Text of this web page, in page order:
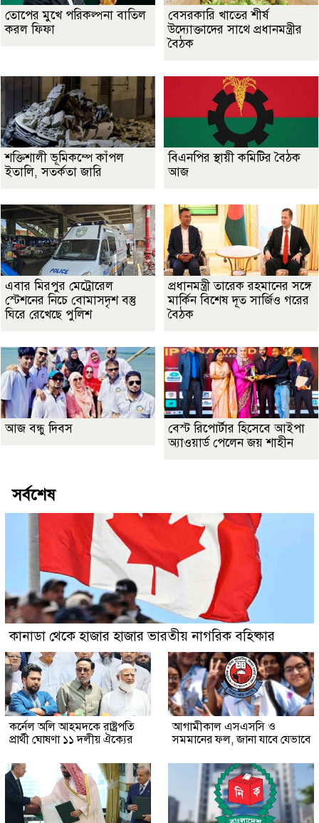
তোপের মুখে পরিকল্পনা বাতিল
করল ফিফা
বেসরকারি খাতের শীর্ষ
উদ্যোক্তাদের সাথে প্রধানমন্ত্রীর
বৈঠক
শক্তিশালী ভূমিকম্পে কাঁপল
ইতালি, সতর্কতা জারি
বিএনপির স্থায়ী কমিটির বৈঠক
আজ
এবার মিরপুর মেট্রোরেল
স্টেশনের নিচে বোমাসদৃশ বস্তু
ঘিরে রেখেছে পুলিশ
প্রধানমন্ত্রী তারেক রহমানের সঙ্গে
মার্কিন বিশেষ দূত সার্জিও গরের
বৈঠক
আজ বন্ধু দিবস
বেস্ট রিপোর্টার হিসেবে আইপা
অ্যাওয়ার্ড পেলেন জয় শাহীন
সর্বশেষ
কানাডা থেকে হাজার হাজার ভারতীয় নাগরিক বহিষ্কার
কর্নেল অলি আহমদকে রাষ্ট্রপতি
প্রার্থী ঘোষণা ১১ দলীয় ঐক্যের
আগামীকাল এসএসসি ও
সমমানের ফল, জানা যাবে যেভাবে